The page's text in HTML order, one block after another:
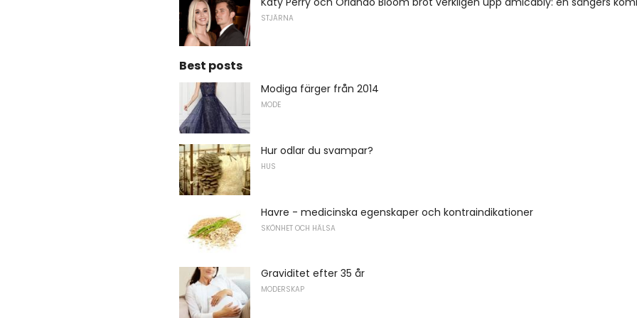
STJÄRNA
Best posts
Modiga färger från 2014
MODE
Hur odlar du svampar?
HUS
Havre - medicinska egenskaper och kontraindikationer
SKÖNHET OCH HÄLSA
Graviditet efter 35 år
MODERSKAP